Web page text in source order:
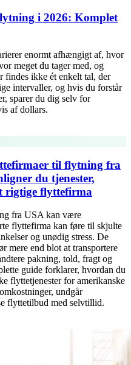
i 2026: Komplet
enormt afhængigt af, hvor
meget du tager med, og
findes ikke ét enkelt tal, der
intervaller, og hvis du forstår
sparer du dig selv for
af dollars.
til flytning fra
du tjenester,
rigtige flyttefirma
fra USA kan være
flyttefirma kan føre til skjulte
og unødig stress. De
mere end blot at transportere
pakning, told, fragt og
guide forklarer, hvordan du
flyttetjenester for amerikanske
undgår
flyttetilbud med selvtillid.